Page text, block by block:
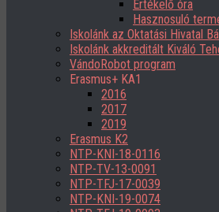
Értékelő óra
Hasznosuló
Iskolánk az Oktatási Hivatal
Iskolánk akkreditált Kiváló
VándoRobot program
Erasmus+ KA1
2016
2017
2019
Erasmus K2
NTP-KNI-18-0116
NTP-TV-13-0091
NTP-TFJ-17-0039
NTP-KNI-19-0074